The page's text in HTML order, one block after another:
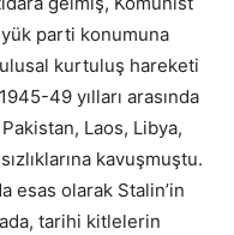
parti konumuna
kurtuluş hareketi
49 yılları arasında
Laos, Libya,
kavuşmuştu.
esas olarak Stalin’in
tarihi kitlelerin